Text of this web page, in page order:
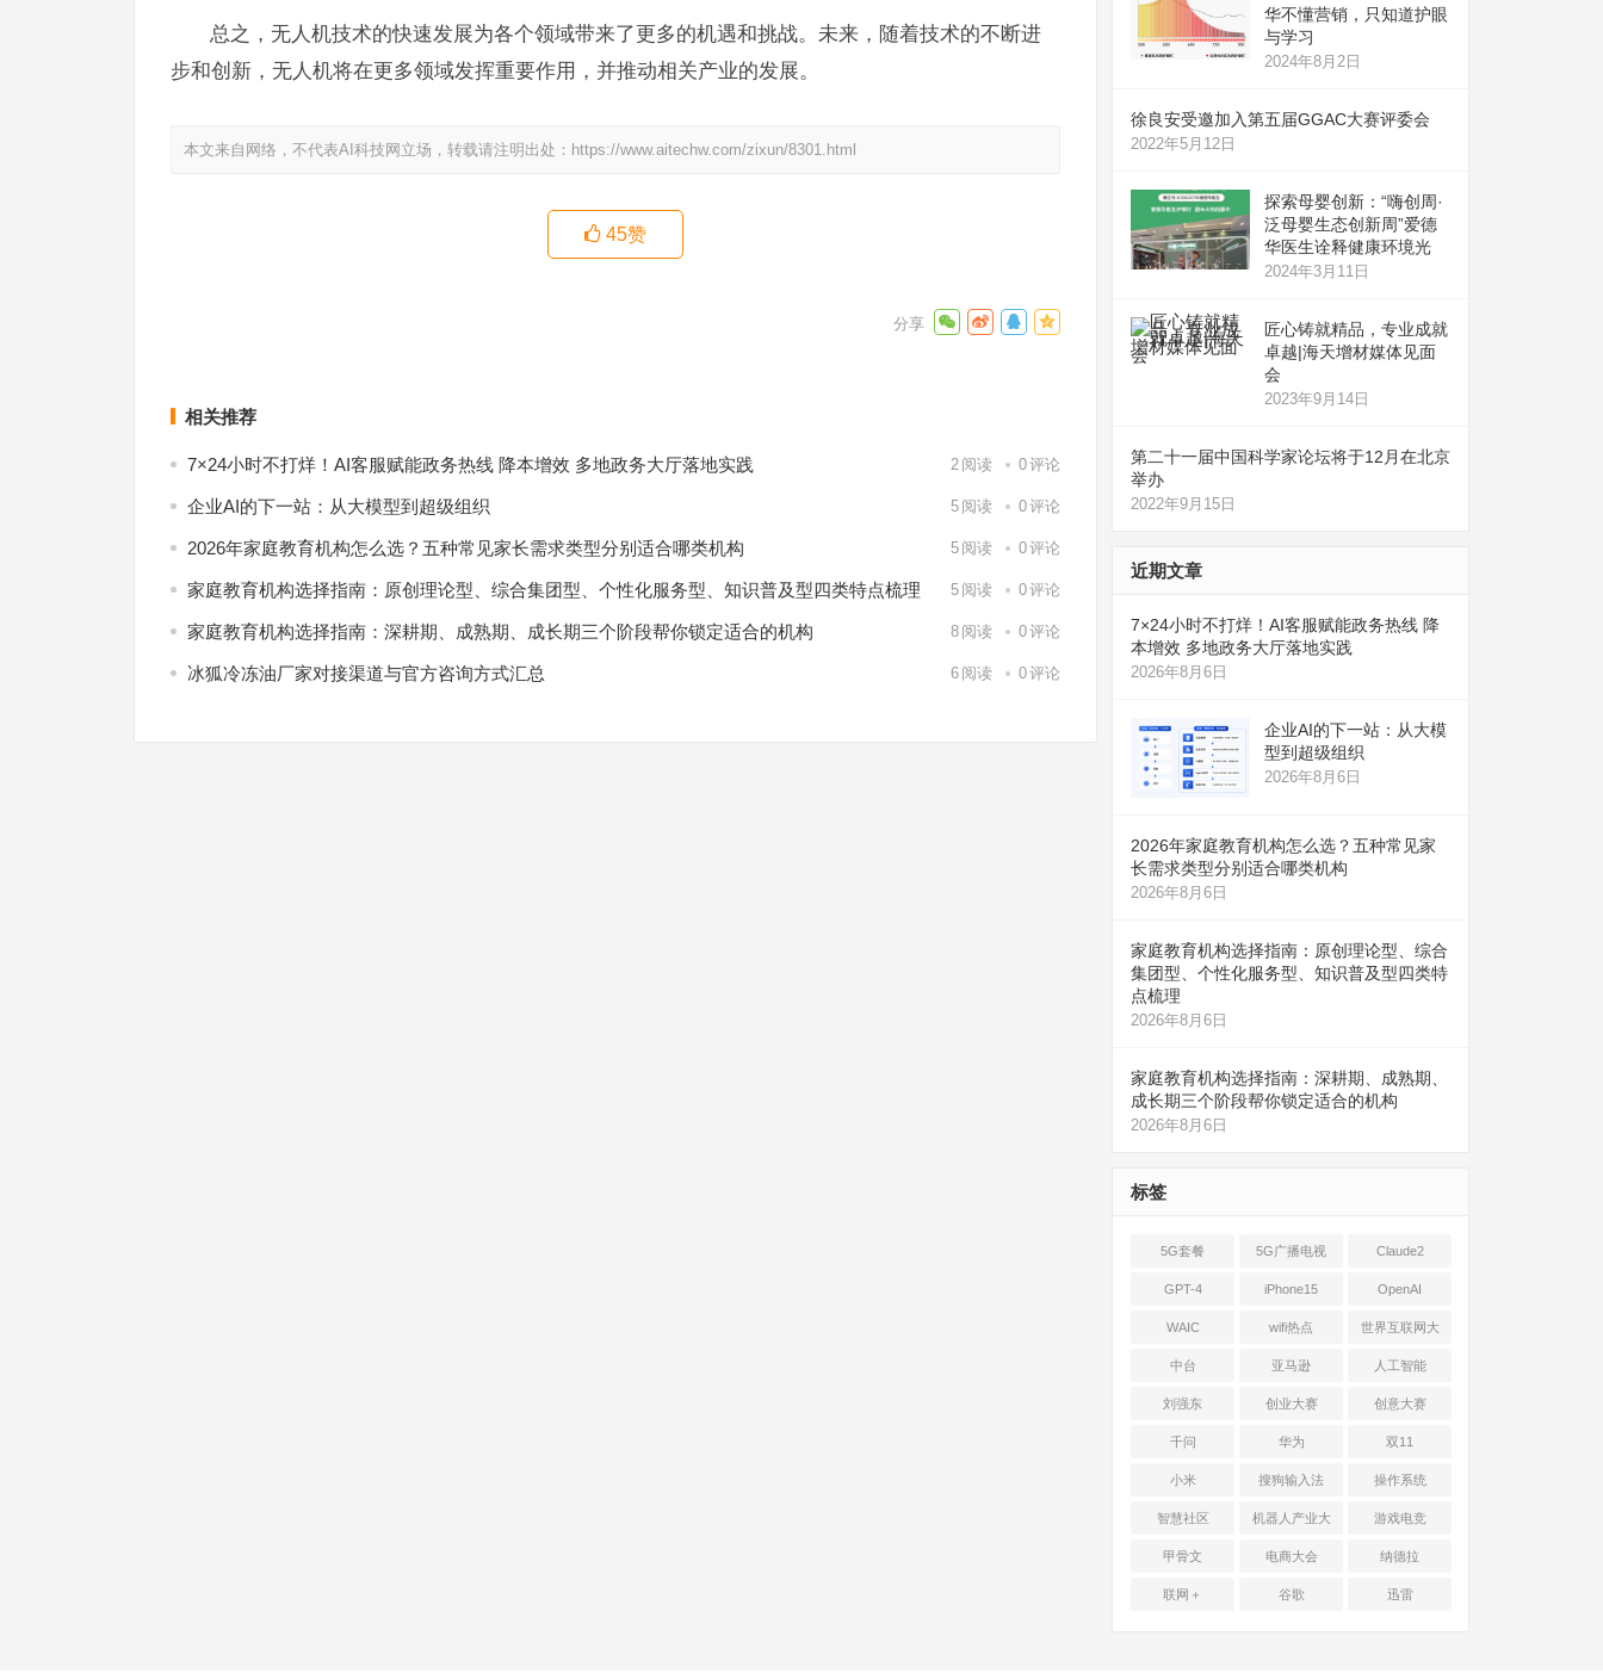
总之，无人机技术的快速发展为各个领域带来了更多的机遇和挑战。未来，随着技术的不断进
步和创新，无人机将在更多领域发挥重要作用，并推动相关产业的发展。
本文来自网络，不代表AI科技网立场，转载请注明出处： https://www.aitechw.com/zixun/8301.html
45赞
相关推荐
7×24小时不打烊！AI客服赋能政务热线 降本增效 多地政务大厅落地实践 2 阅读 0评论
企业AI的下一站：从大模型到超级组织 5 阅读 0评论
2026年家庭教育机构怎么选？五种常见家长需求类型分别适合哪类机构 5 阅读 0评论
家庭教育机构选择指南：原创理论型、综合集团型、个性化服务型、知识普及型四类特点梳理 5 阅读 0评论
家庭教育机构选择指南：深耕期、成熟期、成长期三个阶段帮你锁定适合的机构 8 阅读 0评论
冰狐冷冻油厂家对接渠道与官方咨询方式汇总 6 阅读 0评论
华不懂营销，只知道护眼
与学习
2024年8月2日
徐良安受邀加入第五届GGAC大赛评委会
2022年5月12日
探索母婴创新：“嗨创周·
泛母婴生态创新周”爱德
华医生诠释健康环境光
2024年3月11日
匠心铸就精品，专业成就
卓越|海天增材媒体见面
会
2023年9月14日
第二十一届中国科学家论坛将于12月在北京
举办
2022年9月15日
近期文章
7×24小时不打烊！AI客服赋能政务热线 降
本增效 多地政务大厅落地实践
2026年8月6日
企业AI的下一站：从大模
型到超级组织
2026年8月6日
2026年家庭教育机构怎么选？五种常见家
长需求类型分别适合哪类机构
2026年8月6日
家庭教育机构选择指南：原创理论型、综合
集团型、个性化服务型、知识普及型四类特
点梳理
2026年8月6日
家庭教育机构选择指南：深耕期、成熟期、
成长期三个阶段帮你锁定适合的机构
2026年8月6日
标签
5G套餐 5G广播电视 Claude2
GPT-4 iPhone15 OpenAI
WAIC wifi热点 世界互联网大
会
中台 亚马逊 人工智能
刘强东 创业大赛 创意大赛
千问 华为 双11
小米 搜狗输入法 操作系统
智慧社区 机器人产业大
会
游戏电竞
甲骨文 电商大会 纳德拉
联网＋ 谷歌 迅雷